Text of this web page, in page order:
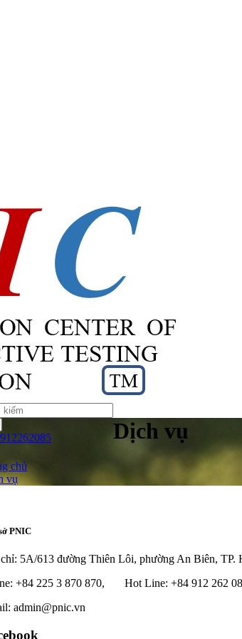
Dịch vụ
chủ
vụ
PNIC
5A/613 đường Thiên Lôi, phường An Biên, TP.
+84 225 3 870 870, Hot Line: +84 912 262
admin@pnic.vn